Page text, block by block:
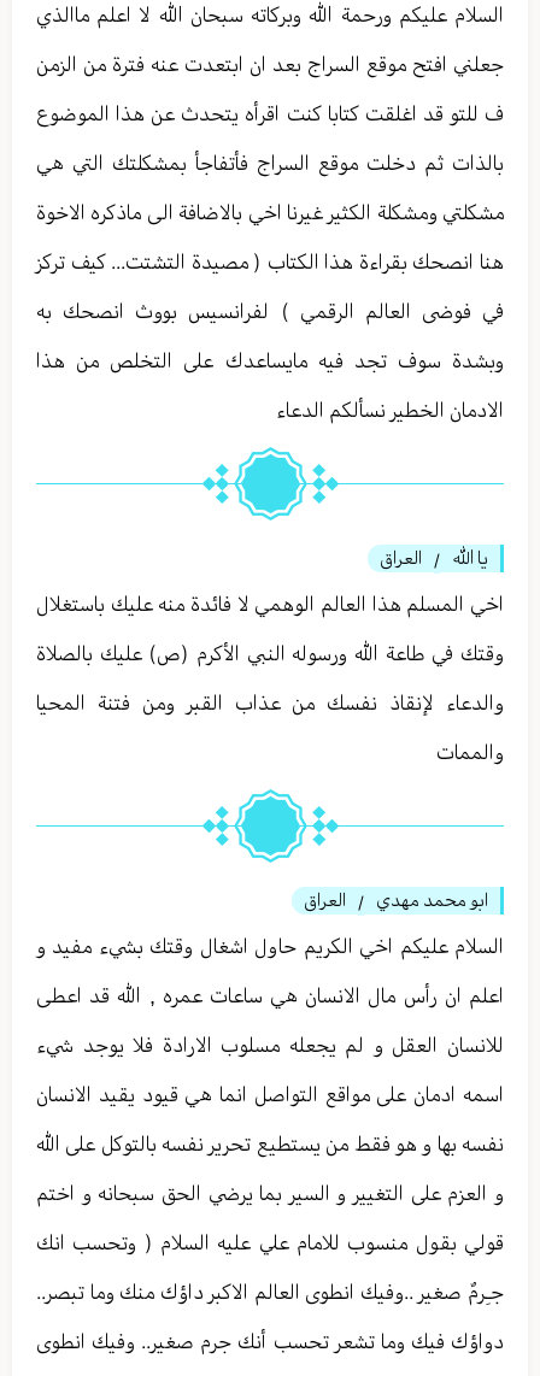
السلام عليكم ورحمة الله وبركاته سبحان الله لا اعلم ماالذي
جعلني افتح موقع السراج بعد ان ابتعدت عنه فترة من الزمن
ف للتو قد اغلقت كتابا كنت اقرأه يتحدث عن هذا الموضوع
بالذات ثم دخلت موقع السراج فأتفاجأ بمشكلتك التي هي
مشكلتي ومشكلة الكثير غيرنا اخي بالاضافة الى ماذكره الاخوة
هنا انصحك بقراءة هذا الكتاب ( مصيدة التشتت... كيف تركز
في فوضى العالم الرقمي ) لفرانسيس بووث انصحك به
وبشدة سوف تجد فيه مايساعدك على التخلص من هذا
الادمان الخطير نسألكم الدعاء
يا الله / العراق
اخي المسلم هذا العالم الوهمي لا فائدة منه عليك باستغلال
وقتك في طاعة الله ورسوله النبي الأكرم (ص) عليك بالصلاة
والدعاء لإنقاذ نفسك من عذاب القبر ومن فتنة المحيا
والممات
ابو محمد مهدي / العراق
السلام عليكم اخي الكريم حاول اشغال وقتك بشيء مفيد و
اعلم ان رأس مال الانسان هي ساعات عمره , الله قد اعطى
للانسان العقل و لم يجعله مسلوب الارادة فلا يوجد شيء
اسمه ادمان على مواقع التواصل انما هي قيود يقيد الانسان
نفسه بها و هو فقط من يستطيع تحرير نفسه بالتوكل على الله
و العزم على التغيير و السير بما يرضي الحق سبحانه و اختم
قولي بقول منسوب للامام علي عليه السلام ( وتحسب انك
جـِرمٌ صغير ..وفيك انطوى العالم الاكبر داؤك منك وما تبصر..
دواؤك فيك وما تشعر تحسب أنك جرم صغير.. وفيك انطوى